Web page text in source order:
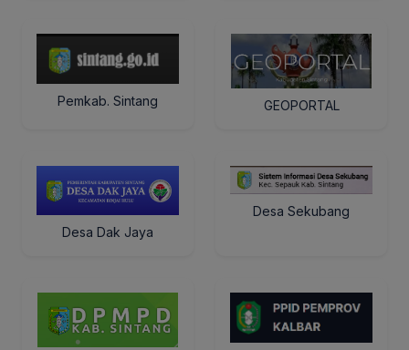
Pemkab. Sintang GEOPORTAL
Desa Dak Jaya
Desa Sekubang